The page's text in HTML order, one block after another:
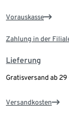
Vorauskasse
Zahlung in der
Lieferung
Gratisversand ab
Versandkosten